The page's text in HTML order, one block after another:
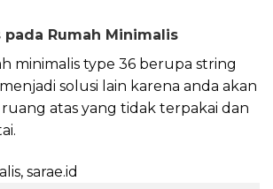
Rumah Minimalis
minimalis type 36 berupa string
solusi lain karena anda akan
atas yang tidak terpakai dan